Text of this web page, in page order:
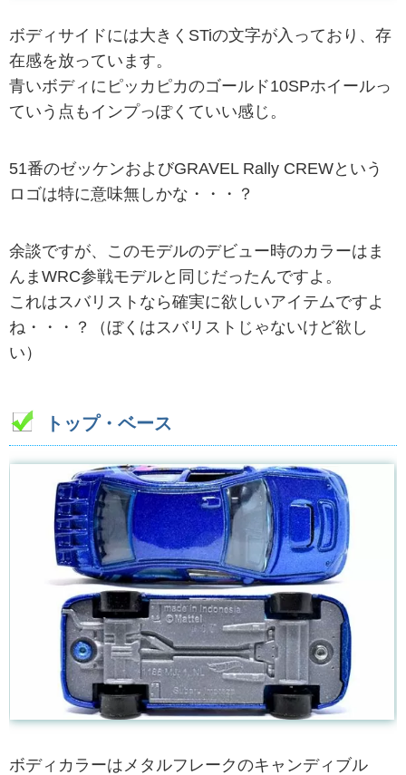
ボディサイドには大きくSTiの文字が入っており、存
在感を放っています。
青いボディにピッカピカのゴールド10SPホイールっ
ていう点もインプっぽくていい感じ。
51番のゼッケンおよびGRAVEL Rally CREWという
ロゴは特に意味無しかな・・・？
余談ですが、このモデルのデビュー時のカラーはま
んまWRC参戦モデルと同じだったんですよ。
これはスバリストなら確実に欲しいアイテムですよ
ね・・・？（ぼくはスバリストじゃないけど欲し
い）
トップ・ベース
ボディカラーはメタルフレークのキャンディブル